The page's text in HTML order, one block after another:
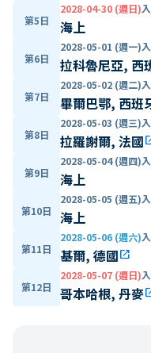
第5日
2028-04-30 (週日)
海上
第6日
2028-05-01 (週一)
拉科魯尼亞, 西
第7日
2028-05-02 (週二)
畢爾巴鄂, 西班
第8日
2028-05-03 (週三)
拉羅謝爾, 法國
第9日
2028-05-04 (週四)
海上
第10日
2028-05-05 (週五)
海上
第11日
2028-05-06 (週六)
基爾, 德國open_in_new
第12日
2028-05-07 (週日)
哥本哈根, 丹麥